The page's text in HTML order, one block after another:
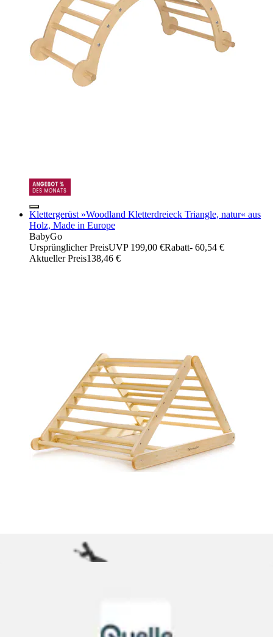
Klettergerüst »Woodland Kletterdreieck Triangle, natur« aus
Holz, Made in Europe
BabyGo
Ursprünglicher PreisUVP 199,00 €Rabatt- 60,54 €
Aktueller Preis138,46 €
109,36 €